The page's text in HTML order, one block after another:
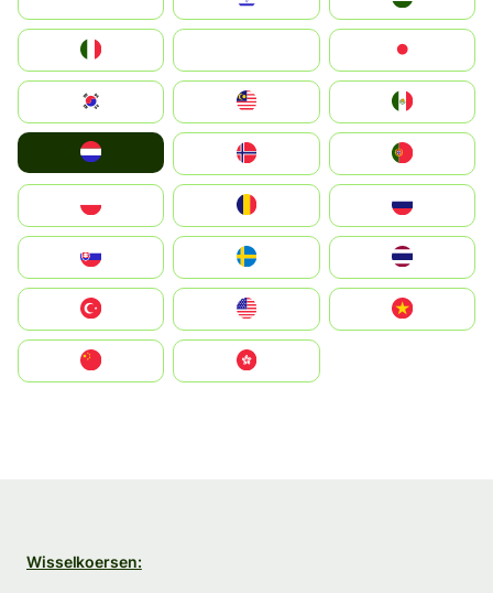
South Korea
United States
中國香港特別行政區
Wisselkoersen: